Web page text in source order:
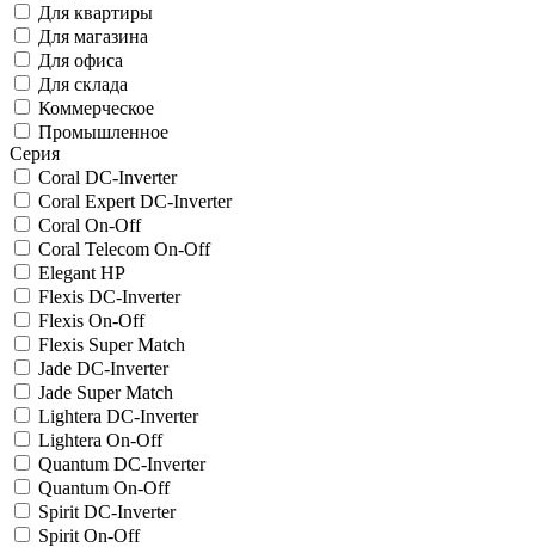
Для квартиры
Для магазина
Для офиса
Для склада
Коммерческое
Промышленное
Серия
Coral DC-Inverter
Coral Expert DC-Inverter
Coral On-Off
Coral Telecom On-Off
Elegant HP
Flexis DC-Inverter
Flexis On-Off
Flexis Super Match
Jade DC-Inverter
Jade Super Match
Lightera DC-Inverter
Lightera On-Off
Quantum DC-Inverter
Quantum On-Off
Spirit DC-Inverter
Spirit On-Off